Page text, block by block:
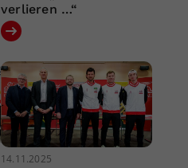
verlieren …“
14.11.2025